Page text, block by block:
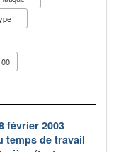
février 2003
temps de travail